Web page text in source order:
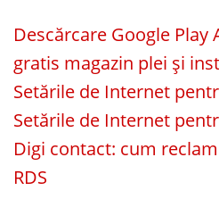
Descărcare Google Play
gratis magazin plei și
Setările de Internet
Setările de Internet
Digi contact: cum
RDS